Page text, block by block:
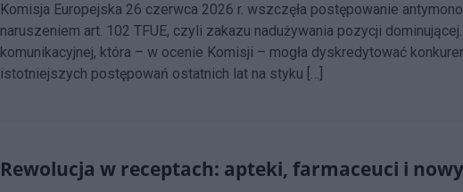
Komisja Europejska 26 czerwca 2026 r. wszczęła postępowanie
naruszeniem art. 102 TFUE, czyli zakazu nadużywania pozycji
komunikacyjnej, która – w ocenie Komisji – mogła dyskredytować
istotniejszych postępowań ostatnich lat na styku […]
Rewolucja w receptach: apteki, farmaceuci i